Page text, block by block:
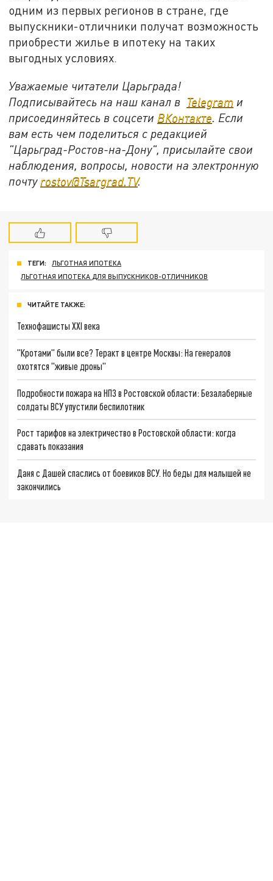
одним из первых регионов в стране, где
выпускники-отличники получат возможность
приобрести жилье в ипотеку на таких
выгодных условиях.
Уважаемые читатели Царьграда!
Подписывайтесь на наш канал в Telegram и
присоединяйтесь в соцсети ВКонтакте. Если
вам есть чем поделиться с редакцией
"Царьград-Ростов-на-Дону", присылайте свои
наблюдения, вопросы, новости на электронную
почту rostov@Tsargrad.ТV.
ТЕГИ:
ЛЬГОТНАЯ ИПОТЕКА
ЛЬГОТНАЯ ИПОТЕКА ДЛЯ ВЫПУСКНИКОВ-ОТЛИЧНИКОВ
ЧИТАЙТЕ ТАКЖЕ:
Технофашисты XXI века
"Кротами" были все? Теракт в центре Москвы: На генералов
охотятся "живые дроны"
Подробности пожара на НПЗ в Ростовской области: Безалаберные
солдаты ВСУ упустили беспилотник
Рост тарифов на электричество в Ростовской области: когда
сдавать показания
Даня с Дашей спаслись от боевиков ВСУ. Но беды для малышей не
закончились